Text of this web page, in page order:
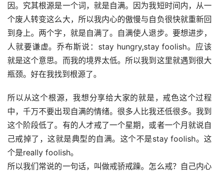
因。究其根源是一个词，就是自满。因为我短时间内，从一
个废人转变这么大，所以我内心的傲慢与自负很快就重新回
到身上。两个字，就是自满了。自满使人退步。要想进步，
人就要谦虚。乔布斯说：stay hungry,stay foolish。应该
就是这个意思。而我的境界太低。所以我到这里就遇到很大
瓶颈。好在我找到根源了。
所以从这个根源，我想分享给大家的就是，戒色这个过程
中，千万不要出现自满的情绪。很多人比我还低很多。我到
这个阶段低了。有的人才戒了一个星期，或者一个月就说自
己戒掉了，这就是典型的自满。这个不是stay foolish。这
个是really foolish。
所以我们常说的一句话，叫做戒骄戒躁。怎么戒？自己内心